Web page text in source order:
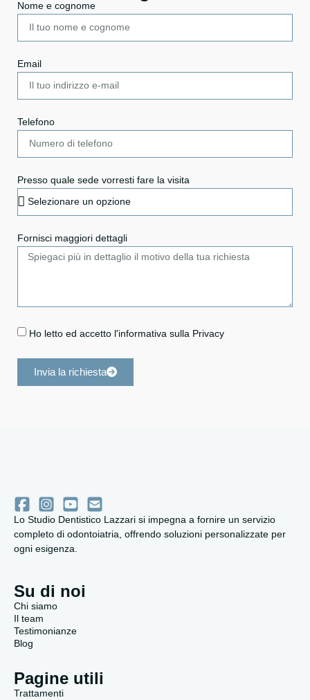
Nome e cognome
Email
Telefono
Presso quale sede vorresti fare la visita
Fornisci maggiori dettagli
Ho letto ed accetto l'informativa sulla Privacy
Invia la richiesta
Lo Studio Dentistico Lazzari si impegna a fornire un servizio
completo di odontoiatria, offrendo soluzioni personalizzate per
ogni esigenza.
Su di noi
Chi siamo
Il team
Testimonianze
Blog
Pagine utili
Trattamenti